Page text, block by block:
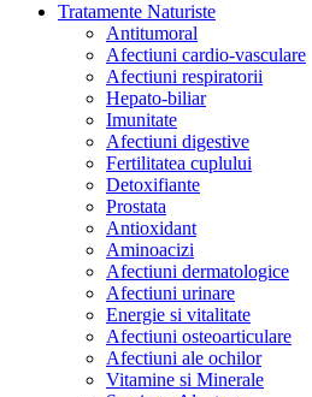
Tratamente Naturiste
Antitumoral
Afectiuni cardio-vasculare
Afectiuni respiratorii
Hepato-biliar
Imunitate
Afectiuni digestive
Fertilitatea cuplului
Detoxifiante
Prostata
Antioxidant
Aminoacizi
Afectiuni dermatologice
Afectiuni urinare
Energie si vitalitate
Afectiuni osteoarticulare
Afectiuni ale ochilor
Vitamine si Minerale